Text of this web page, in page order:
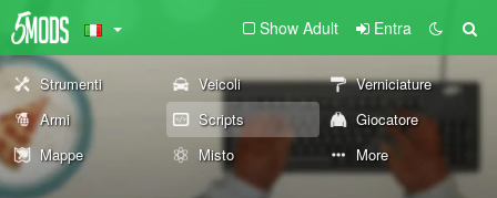
Show Adult Entra
Strumenti Veicoli
Verniciature
Armi
Scripts
Giocatore
Mappe
Misto More